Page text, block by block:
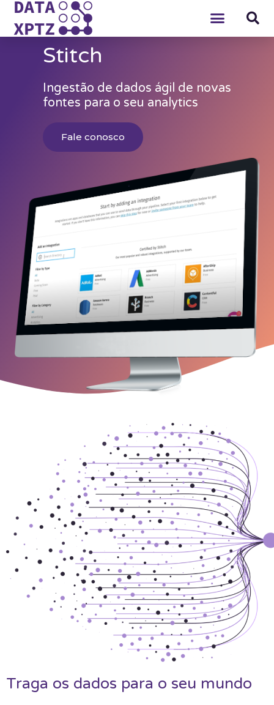
Stitch
Ingestão de dados ágil de novas
fontes para o seu analytics
Fale conosco
Traga os dados para o seu mundo